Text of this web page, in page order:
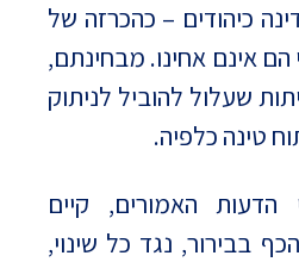
כיהודים – כהכרזה של
הם אינם אחינו. מבחינתם,
שעלול להוביל לניתוק
טינה כלפיה.
הדעות האמורים, קיים
בבירור, נגד כל שינוי,